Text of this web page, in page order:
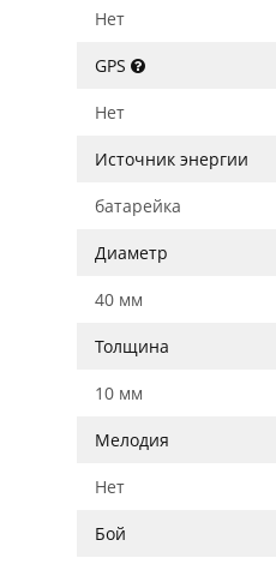
Нет
GPS
Нет
Источник энергии
батарейка
Диаметр
40 мм
Толщина
10 мм
Мелодия
Нет
Бой